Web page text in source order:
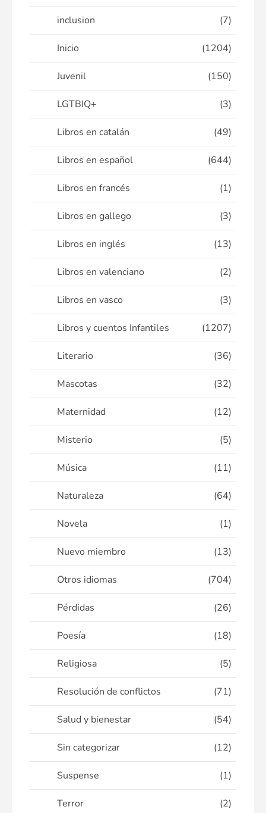
inclusion (7)
Inicio (1204)
Juvenil (150)
LGTBIQ+ (3)
Libros en catalán (49)
Libros en español (644)
Libros en francés (1)
Libros en gallego (3)
Libros en inglés (13)
Libros en valenciano (2)
Libros en vasco (3)
Libros y cuentos Infantiles (1207)
Literario (36)
Mascotas (32)
Maternidad (12)
Misterio (5)
Música (11)
Naturaleza (64)
Novela (1)
Nuevo miembro (13)
Otros idiomas (704)
Pérdidas (26)
Poesía (18)
Religiosa (5)
Resolución de conflictos (71)
Salud y bienestar (54)
Sin categorizar (12)
Suspense (1)
Terror (2)